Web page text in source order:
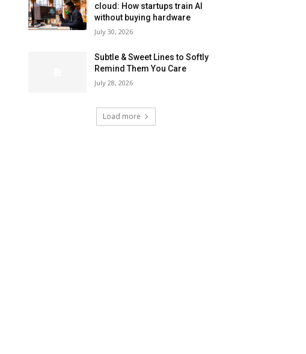
cloud: How startups train AI
without buying hardware
July 30, 2026
Subtle & Sweet Lines to Softly
Remind Them You Care
July 28, 2026
Load more